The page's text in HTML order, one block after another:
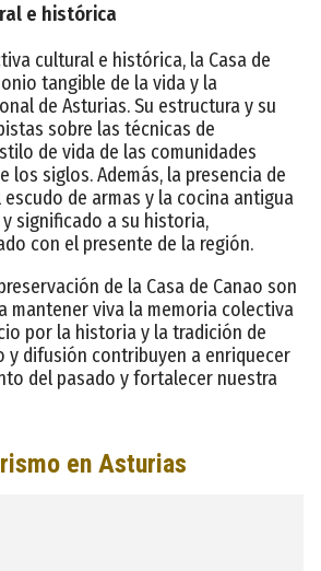
e histórica
cultural e histórica, la Casa de
tangible de la vida y la
de Asturias. Su estructura y su
sobre las técnicas de
de vida de las comunidades
los siglos. Además, la presencia de
de armas y la cocina antigua
significado a su historia,
con el presente de la región.
de la Casa de Canao son
mantener viva la memoria colectiva
por la historia y la tradición de
y difusión contribuyen a enriquecer
del pasado y fortalecer nuestra